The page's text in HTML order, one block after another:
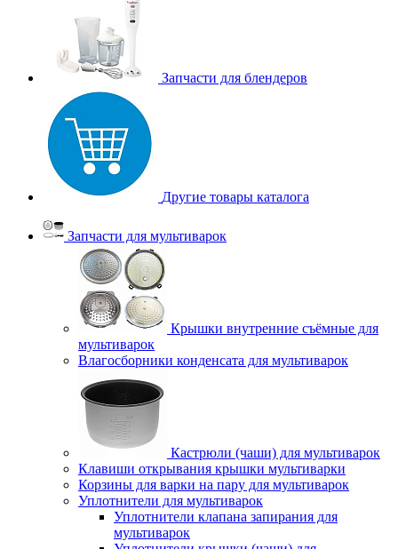
Запчасти для блендеров
Другие товары каталога
Запчасти для мультиварок
Крышки внутренние съёмные для
мультиварок
Влагосборники конденсата для мультиварок
Кастрюли (чаши) для мультиварок
Клавиши открывания крышки мультиварки
Корзины для варки на пару для мультиварок
Уплотнители для мультиварок
Уплотнители клапана запирания для
мультиварок